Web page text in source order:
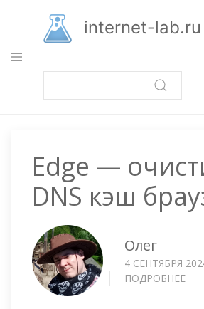
основному
содержанию
internet-lab.ru
Edge —
DNS кэш
Олег
4 СЕНТЯБРЯ
ПОДРОБНЕЕ